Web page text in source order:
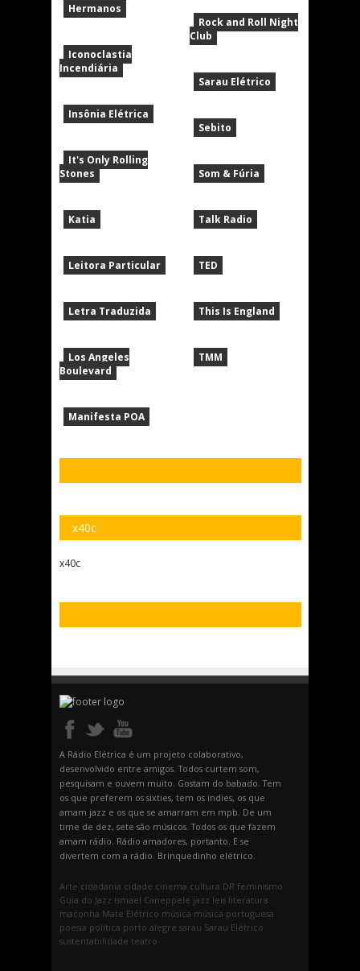
Hermanos
Iconoclastia
Incendiária
Insônia Elétrica
It's Only Rolling
Stones
Katia
Leitora Particular
Letra Traduzida
Los Angeles
Boulevard
Manifesta POA
Rock and Roll Night
Club
Sarau Elétrico
Sebito
Som & Fúria
Talk Radio
TED
This Is England
TMM
x40c
x40c
A Rádio Elétrica é um projeto colaborativo,
desenvolvido entre amigos. Todos curtem som,
pesquisam e ouvem muito. Gostam do babado. Tem
os que preferem os sixties, tem os indies, os que
amam jazz e os que se amarram em mpb. De um
time de dez, sete são músicos. Todos os que fazem
amam rádio. Rádio amadores, portanto. E se
divertem com a rádio. Brinquedinho elétrico.
Arte cidadania cidade cinema cultura DR feminismo
Guia do Jazz Ismael Caneppele jazz leis literatura
maconha Mate Elétrico música música portuguesa
poesia política porto alegre sarau Sarau Elétrico
sustentabilidade teatro